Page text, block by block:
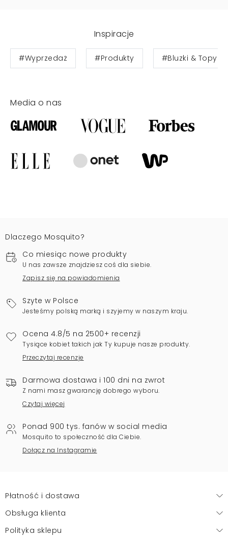
Inspiracje
#Wyprzedaż #Produkty #Bluzki & Topy
Media o nas
Dlaczego Mosquito?
Co miesiąc nowe produkty
U nas zawsze znajdziesz coś dla siebie.
Zapisz się na powiadomienia
Szyte w Polsce
Jesteśmy polską marką i szyjemy w naszym kraju.
Ocena 4.8/5 na 2500+ recenzji
Tysiące kobiet takich jak Ty kupuje nasze produkty.
Przeczytaj recenzje
Darmowa dostawa i 100 dni na zwrot
Z nami masz gwarancję dobrego wyboru.
Czytaj więcej
Ponad 900 tys. fanów w social media
Mosquito to społeczność dla Ciebie.
Dołącz na Instagramie
Płatność i dostawa
Obsługa klienta
Polityka sklepu